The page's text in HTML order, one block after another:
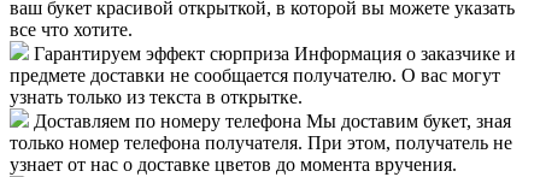
ваш букет красивой открыткой, в которой вы можете указать
все что хотите.
Гарантируем эффект сюрприза Информация о заказчике и
предмете доставки не сообщается получателю. О вас могут
узнать только из текста в открытке.
Доставляем по номеру телефона Мы доставим букет, зная
только номер телефона получателя. При этом, получатель не
узнает от нас о доставке цветов до момента вручения.